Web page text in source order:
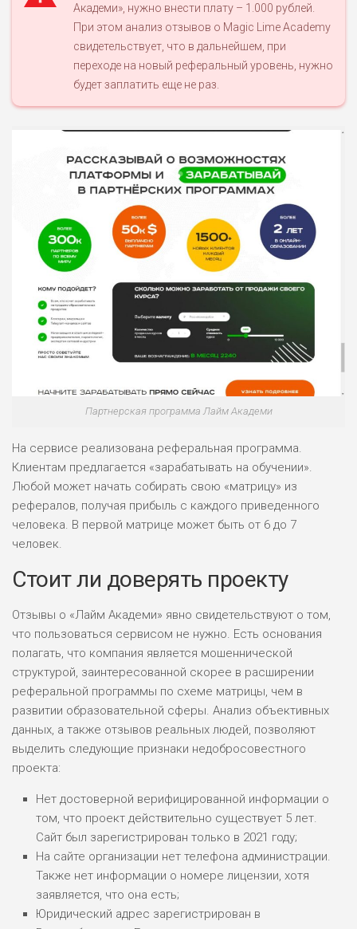
ПОДОЙДЕТ
ВСЕМ
0
РИСКИ: НИЗКИЕ
ДОХОД: ВЫСОКИЙ
БЮДЖЕТ: ВЫСОКИЙ
М СТАВОК
БЮДЖЕТ: НИЗКИЙ
ПОДОЙДЕТ
РИСКИ: НИЗКИЕ
ДОХОД: НИЗКИЙ
БЮДЖЕТ: НИЗКИЙ
ОБЗОР
ПОДОЙДЕТ
ДОХОД: СРЕДНИЙ
ОБЗОР
Академи», нужно внести плату – 1.000 рублей.
При этом анализ отзывов о Magic Lime Academy
свидетельствует, что в дальнейшем, при
переходе на новый реферальный уровень, нужно
будет заплатить еще не раз.
Партнерская программа Лайм Академи
На сервисе реализована реферальная программа.
Клиентам предлагается «зарабатывать на обучении».
Любой может начать собирать свою «матрицу» из
рефералов, получая прибыль с каждого приведенного
человека. В первой матрице может быть от 6 до 7
человек.
Стоит ли доверять проекту
Отзывы о «Лайм Академи» явно свидетельствуют о том,
что пользоваться сервисом не нужно. Есть основания
полагать, что компания является мошеннической
структурой, заинтересованной скорее в расширении
реферальной программы по схеме матрицы, чем в
развитии образовательной сферы. Анализ объективных
данных, а также отзывов реальных людей, позволяют
выделить следующие признаки недобросовестного
проекта:
Нет достоверной верифицированной информации о
том, что проект действительно существует 5 лет.
Сайт был зарегистрирован только в 2021 году;
На сайте организации нет телефона администрации.
Также нет информации о номере лицензии, хотя
заявляется, что она есть;
Юридический адрес зарегистрирован в